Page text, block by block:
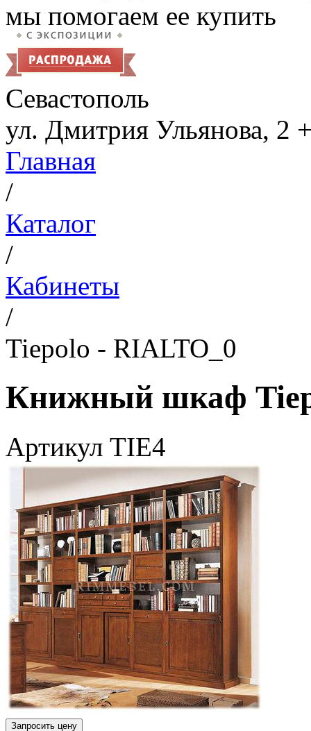
мы помогаем ее купить
Севастополь
ул. Дмитрия Ульянова, 2
Главная
/
Каталог
/
Кабинеты
/
Tiepolo - RIALTO_0
Книжный шкаф
Артикул TIE4
Запросить цену